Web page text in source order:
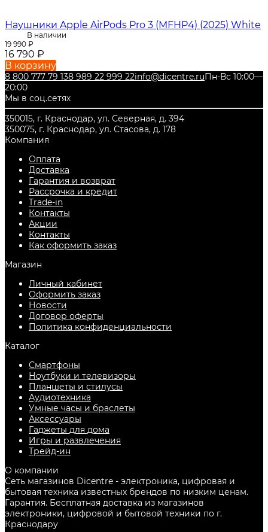
Наушники Apple AirPods Pro 3 (MFHP4) (2025) White
В наличии
19 990 ₽
16 790 ₽
В корзину
8 800 777 79 138 989 22 999 22info@dicentre.ruПн-Вс 10:00—
20:00
Мы в соц.сетях
350015, г. Краснодар, ул. Северная, д. 394
350075, г. Краснодар, ул. Стасова, д. 178
Компания
Оплата
Доставка
Гарантия и возврат
Рассрочка и кредит
Trade-in
Контакты
Акции
Контакты
Как оформить заказ
Магазин
Личный кабинет
Оформить заказ
Новости
Договор оферты
Политика конфиденциальности
Каталог
Смартфоны
Ноутбуки и телевизоры
Планшеты и стилусы
Аудиотехника
Умные часы и браслеты
Аксессуары
Гаджеты для дома
Игры и развлечения
Трейд-ин
О компании
Сеть магазинов Dicentre - электроника, цифровая и
бытовая техника известных брендов по низким ценам.
Гарантия. Бесплатная доставка из магазинов
электроники, цифровой и бытовой техники по г.
Краснодару